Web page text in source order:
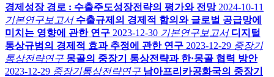
경제성장 경로 : 수출주도성장전략의 평가와 전망 2024-10-11
기본연구보고서 수출규제의 경제적 함의와 글로벌 공급망에
미치는 영향에 관한 연구 2023-12-30 기본연구보고서 디지털
통상규범의 경제적 효과 추정에 관한 연구 2023-12-29 중장기
통상전략연구 몽골의 중장기 통상전략과 한·몽골 협력 방안
2023-12-29 중장기통상전략연구 남아프리카공화국의 중장기